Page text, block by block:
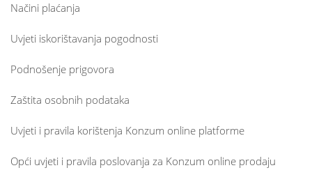
Načini plaćanja
Uvjeti iskorištavanja pogodnosti
Podnošenje prigovora
Zaštita osobnih podataka
Uvjeti i pravila korištenja Konzum online platforme
Opći uvjeti i pravila poslovanja za Konzum online prodaju